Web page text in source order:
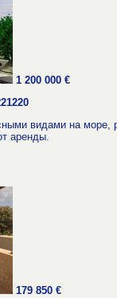
1 200 000 €
видами на море,
аренды.
179 850 €